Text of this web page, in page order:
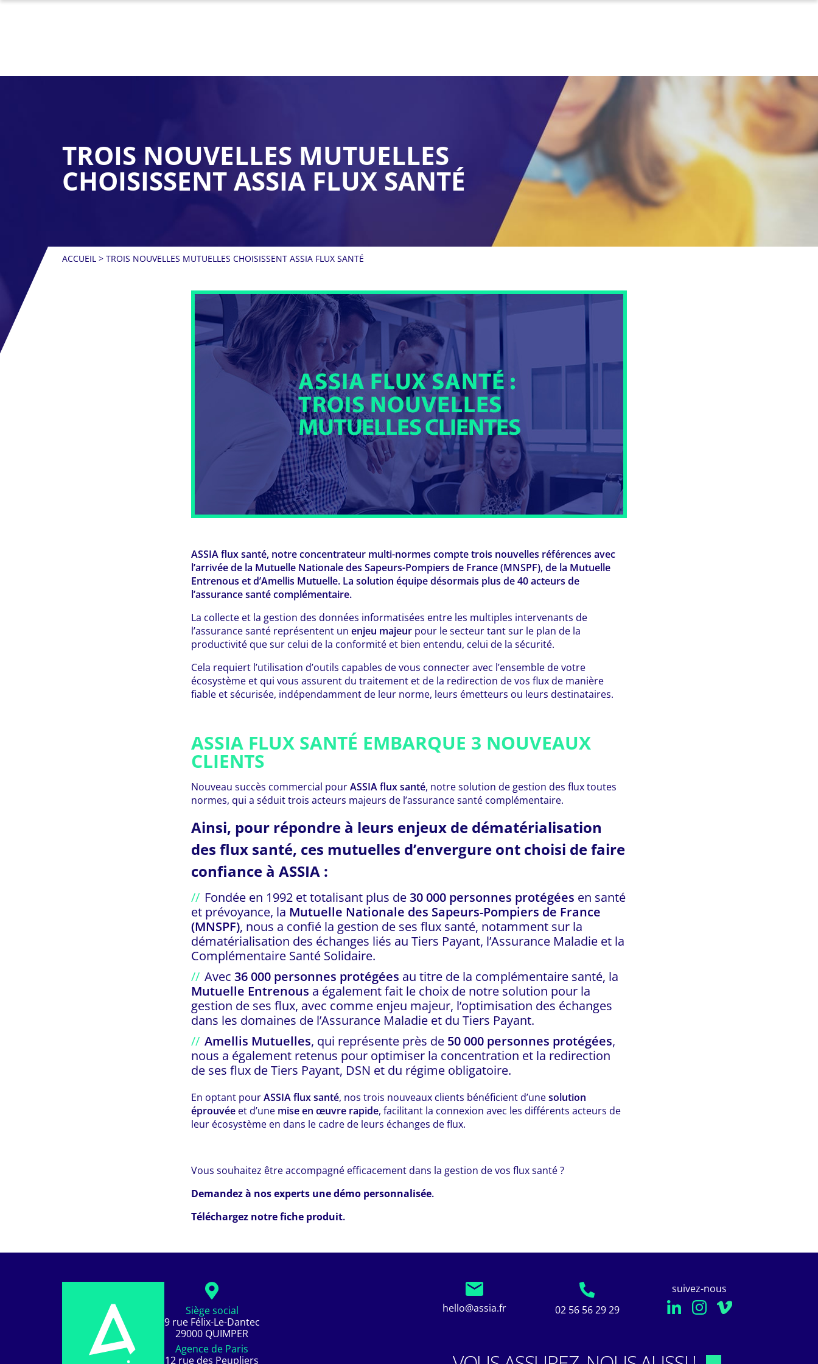
TROIS NOUVELLES MUTUELLES
CHOISISSENT ASSIA FLUX SANTÉ
ACCUEIL > TROIS NOUVELLES MUTUELLES CHOISISSENT ASSIA FLUX SANTÉ
ASSIA flux santé, notre concentrateur multi-normes compte trois nouvelles références avec
l’arrivée de la Mutuelle Nationale des Sapeurs-Pompiers de France (MNSPF), de la Mutuelle
Entrenous et d’Amellis Mutuelle. La solution équipe désormais plus de 40 acteurs de
l’assurance santé complémentaire.
La collecte et la gestion des données informatisées entre les multiples intervenants de
l’assurance santé représentent un enjeu majeur pour le secteur tant sur le plan de la
productivité que sur celui de la conformité et bien entendu, celui de la sécurité.
Cela requiert l’utilisation d’outils capables de vous connecter avec l’ensemble de votre
écosystème et qui vous assurent du traitement et de la redirection de vos flux de manière
fiable et sécurisée, indépendamment de leur norme, leurs émetteurs ou leurs destinataires.
ASSIA FLUX SANTÉ EMBARQUE 3 NOUVEAUX
CLIENTS
Nouveau succès commercial pourASSIA flux santé, notre solution de gestion des flux toutes
normes, qui a séduit trois acteurs majeurs de l’assurance santé complémentaire.
Ainsi, pour répondre à leurs enjeux de dématérialisation
des flux santé, ces mutuelles d’envergure ont choisi de faire
confiance à ASSIA :
Fondée en 1992 et totalisant plus de30 000 personnes protégées en santé
et prévoyance, la Mutuelle Nationale des Sapeurs-Pompiers de France
(MNSPF), nous a confié la gestion de ses flux santé, notamment sur la
dématérialisation des échanges liés au Tiers Payant, l’Assurance Maladie et la
Complémentaire Santé Solidaire.
Avec 36 000 personnes protégées au titre de la complémentaire santé, la
Mutuelle Entrenous a également fait le choix de notre solution pour la
gestion de ses flux, avec comme enjeu majeur, l’optimisation des échanges
dans les domaines de l’Assurance Maladie et du Tiers Payant.
Amellis Mutuelles, qui représente près de 50 000 personnes protégées,
nous a également retenus pour optimiser la concentration et la redirection
de ses flux de Tiers Payant, DSN et du régime obligatoire.
En optant pourASSIA flux santé, nos trois nouveaux clients bénéficient d’unesolution
éprouvée et d’une mise en œuvre rapide, facilitant la connexion avec les différents acteurs de
leur écosystème en dans le cadre de leurs échanges de flux.
Vous souhaitez être accompagné efficacement dans la gestion de vos flux santé ?
Demandez à nos experts une démo personnalisée.
Téléchargez notre fiche produit.
Siège social
9 rue Félix-Le-Dantec
29000 QUIMPER
Agence de Paris
12 rue des Peupliers
hello@assia.fr 02 56 56 29 29
suivez-nous